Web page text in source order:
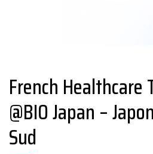
French Healthcare
@BIO Japan –
Sud